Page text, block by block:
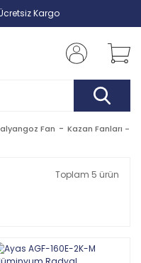
Kargo
Fan Kazan Fanları -
Toplam 5 ürün